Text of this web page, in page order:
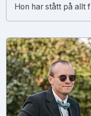
Hon har stått på allt